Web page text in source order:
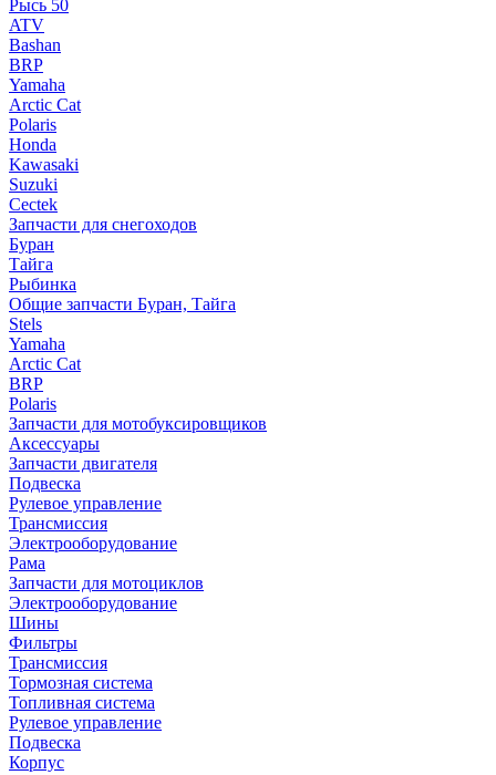
Рысь 50
ATV
Bashan
BRP
Yamaha
Arctic Cat
Polaris
Honda
Kawasaki
Suzuki
Cectek
Запчасти для снегоходов
Буран
Тайга
Рыбинка
Общие запчасти Буран, Тайга
Stels
Yamaha
Arctic Cat
BRP
Polaris
Запчасти для мотобуксировщиков
Аксессуары
Запчасти двигателя
Подвеска
Рулевое управление
Трансмиссия
Электрооборудование
Рама
Запчасти для мотоциклов
Электрооборудование
Шины
Фильтры
Трансмиссия
Тормозная система
Топливная система
Рулевое управление
Подвеска
Корпус